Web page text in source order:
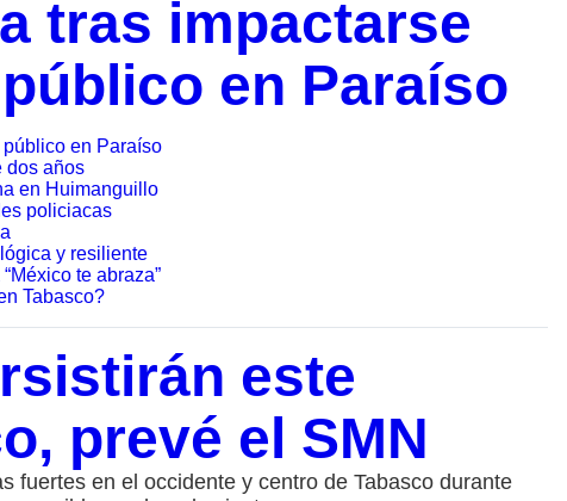
tras impactarse
en Paraíso
en Paraíso
dos años
en Huimanguillo
policiacas
y resiliente
te abraza”
Tabasco?
este
prevé el SMN
fuertes en el occidente y centro de Tabasco durante